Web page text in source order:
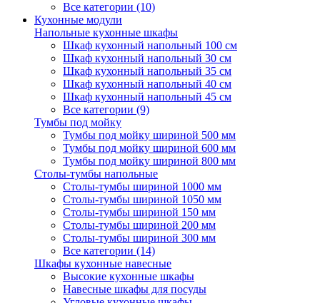
Все категории (10)
Кухонные модули
Напольные кухонные шкафы
Шкаф кухонный напольный 100 см
Шкаф кухонный напольный 30 см
Шкаф кухонный напольный 35 см
Шкаф кухонный напольный 40 см
Шкаф кухонный напольный 45 см
Все категории (9)
Тумбы под мойку
Тумбы под мойку шириной 500 мм
Тумбы под мойку шириной 600 мм
Тумбы под мойку шириной 800 мм
Столы-тумбы напольные
Столы-тумбы шириной 1000 мм
Столы-тумбы шириной 1050 мм
Столы-тумбы шириной 150 мм
Столы-тумбы шириной 200 мм
Столы-тумбы шириной 300 мм
Все категории (14)
Шкафы кухонные навесные
Высокие кухонные шкафы
Навесные шкафы для посуды